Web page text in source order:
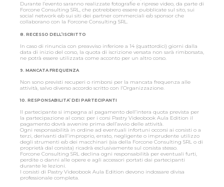
Durante l’evento saranno realizzate fotografie e riprese video, da parte di
Forcone Consulting SRL, che potrebbero essere pubblicate sul sito, sui
social network e/o sui siti dei partner commerciali e/o sponsor che
collaborano con la Forcone Consulting SRL.
8. RECESSO DELL’ISCRITTO
In caso di rinuncia con preavviso inferiore a 14 (quattordici) giorni dalla
data di inizio del corso, la quota di iscrizione versata non sarà rimborsata,
ne potrà essere utilizzata come acconto per un altro corso.
9. MANCATA FREQUENZA
Non sono previsti recuperi o rimborsi per la mancata frequenza alle
attività, salvo diverso accordo scritto con l’Organizzazione.
10. RESPONSABILITA’ DEI PARTECIPANTI
Il partecipante si impegna al pagamento dell’intera quota prevista per
la partecipazione al corso: per i corsi Pastry Videobook Aula Edition il
pagamento dovrà avvenire prima dell’avvio delle attività.
Ogni responsabilità in ordine ad eventuali infortuni occorsi ai corsisti o a
terzi, derivanti dall’improprio, errato, negligente o imprudente utilizzo
degli strumenti e/o dei macchinari (sia della Forcone Consulting SRL o di
proprietà dal corsista) ricadrà esclusivamente sul corsista stesso.
Forcone Consulting SRL declina ogni responsabilità per eventuali furti,
perdite o danni alle opere e agli accessori portati dai partecipanti
durante le lezioni.
I corsisti di Pastry Videobook Aula Edition devono indossare divisa
professionale completa.